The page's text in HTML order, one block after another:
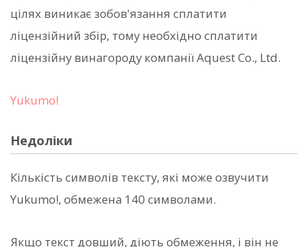
цілях виникає зобов'язання сплатити
ліцензійний збір, тому необхідно сплатити
ліцензійну винагороду компанії Aquest Co., Ltd.
Yukumo!
Недоліки
Кількість символів тексту, які може озвучити
Yukumo!, обмежена 140 символами.
Якщо текст довший, діють обмеження, і він не